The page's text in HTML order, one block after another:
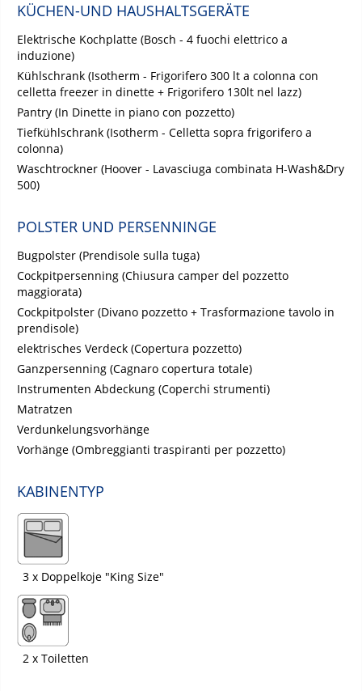
KÜCHEN-UND HAUSHALTSGERÄTE
Elektrische Kochplatte (Bosch - 4 fuochi elettrico a
induzione)
Kühlschrank (Isotherm - Frigorifero 300 lt a colonna con
celletta freezer in dinette + Frigorifero 130lt nel lazz)
Pantry (In Dinette in piano con pozzetto)
Tiefkühlschrank (Isotherm - Celletta sopra frigorifero a
colonna)
Waschtrockner (Hoover - Lavasciuga combinata H-Wash&Dry
500)
POLSTER UND PERSENNINGE
Bugpolster (Prendisole sulla tuga)
Cockpitpersenning (Chiusura camper del pozzetto
maggiorata)
Cockpitpolster (Divano pozzetto + Trasformazione tavolo in
prendisole)
elektrisches Verdeck (Copertura pozzetto)
Ganzpersenning (Cagnaro copertura totale)
Instrumenten Abdeckung (Coperchi strumenti)
Matratzen
Verdunkelungsvorhänge
Vorhänge (Ombreggianti traspiranti per pozzetto)
KABINENTYP
3 x Doppelkoje "King Size"
2 x Toiletten